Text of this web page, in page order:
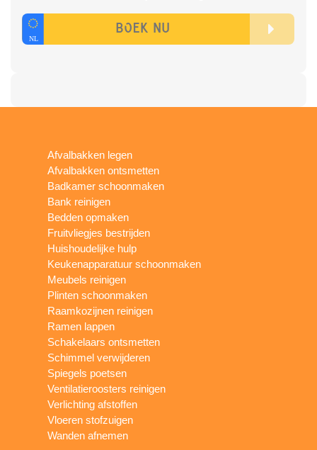
Afvalbakken legen
Afvalbakken ontsmetten
Badkamer schoonmaken
Bank reinigen
Bedden opmaken
Fruitvliegjes bestrijden
Huishoudelijke hulp
Keukenapparatuur schoonmaken
Meubels reinigen
Plinten schoonmaken
Raamkozijnen reinigen
Ramen lappen
Schakelaars ontsmetten
Schimmel verwijderen
Spiegels poetsen
Ventilatieroosters reinigen
Verlichting afstoffen
Vloeren stofzuigen
Wanden afnemen